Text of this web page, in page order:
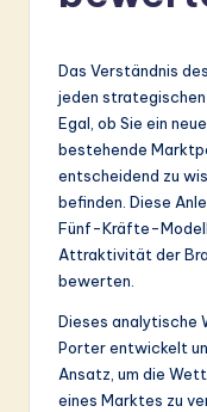
in
A
&
Das Verständnis
jeden strategischen
Egal, ob Sie ein
bestehende
entscheidend zu
befinden. Diese
Fünf-Kräfte-
Attraktivität der
bewerten.
Dieses analytische
Porter entwickelt
Ansatz, um die
eines Marktes zu